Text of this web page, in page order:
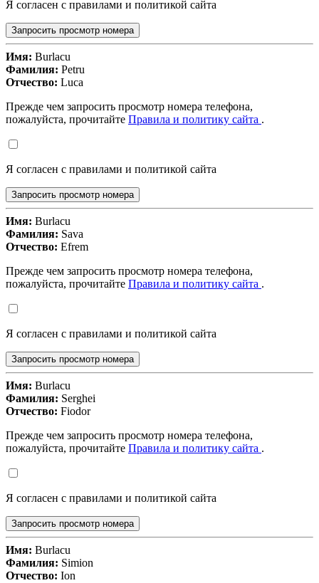
Я согласен с правилами и политикой сайта
Запросить просмотр номера
Имя: Burlacu
Фамилия: Petru
Отчество: Luca
Прежде чем запросить просмотр номера телефона,
пожалуйста, прочитайте Правила и политику сайта .
Я согласен с правилами и политикой сайта
Запросить просмотр номера
Имя: Burlacu
Фамилия: Sava
Отчество: Efrem
Прежде чем запросить просмотр номера телефона,
пожалуйста, прочитайте Правила и политику сайта .
Я согласен с правилами и политикой сайта
Запросить просмотр номера
Имя: Burlacu
Фамилия: Serghei
Отчество: Fiodor
Прежде чем запросить просмотр номера телефона,
пожалуйста, прочитайте Правила и политику сайта .
Я согласен с правилами и политикой сайта
Запросить просмотр номера
Имя: Burlacu
Фамилия: Simion
Отчество: Ion